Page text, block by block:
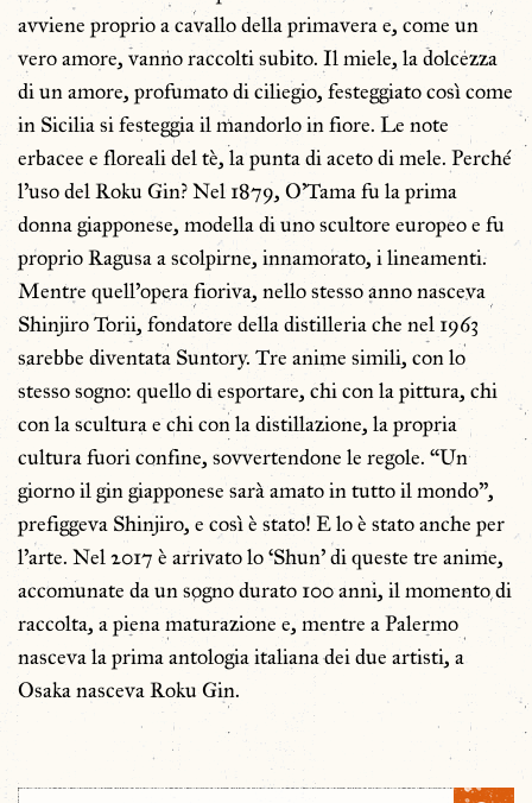
avviene proprio a cavallo della primavera e, come un
vero amore, vanno raccolti subito. Il miele, la dolcezza
di un amore, profumato di ciliegio, festeggiato così come
in Sicilia si festeggia il mandorlo in fiore. Le note
erbacee e floreali del tè, la punta di aceto di mele. Perché
l’uso del Roku Gin? Nel 1879, O’Tama fu la prima
donna giapponese, modella di uno scultore europeo e fu
proprio Ragusa a scolpirne, innamorato, i lineamenti.
Mentre quell’opera fioriva, nello stesso anno nasceva
Shinjiro Torii, fondatore della distilleria che nel 1963
sarebbe diventata Suntory. Tre anime simili, con lo
stesso sogno: quello di esportare, chi con la pittura, chi
con la scultura e chi con la distillazione, la propria
cultura fuori confine, sovvertendone le regole. “Un
giorno il gin giapponese sarà amato in tutto il mondo”,
prefiggeva Shinjiro, e così è stato! E lo è stato anche per
l’arte. Nel 2017 è arrivato lo ‘Shun’ di queste tre anime,
accomunate da un sogno durato 100 anni, il momento di
raccolta, a piena maturazione e, mentre a Palermo
nasceva la prima antologia italiana dei due artisti, a
Osaka nasceva Roku Gin.